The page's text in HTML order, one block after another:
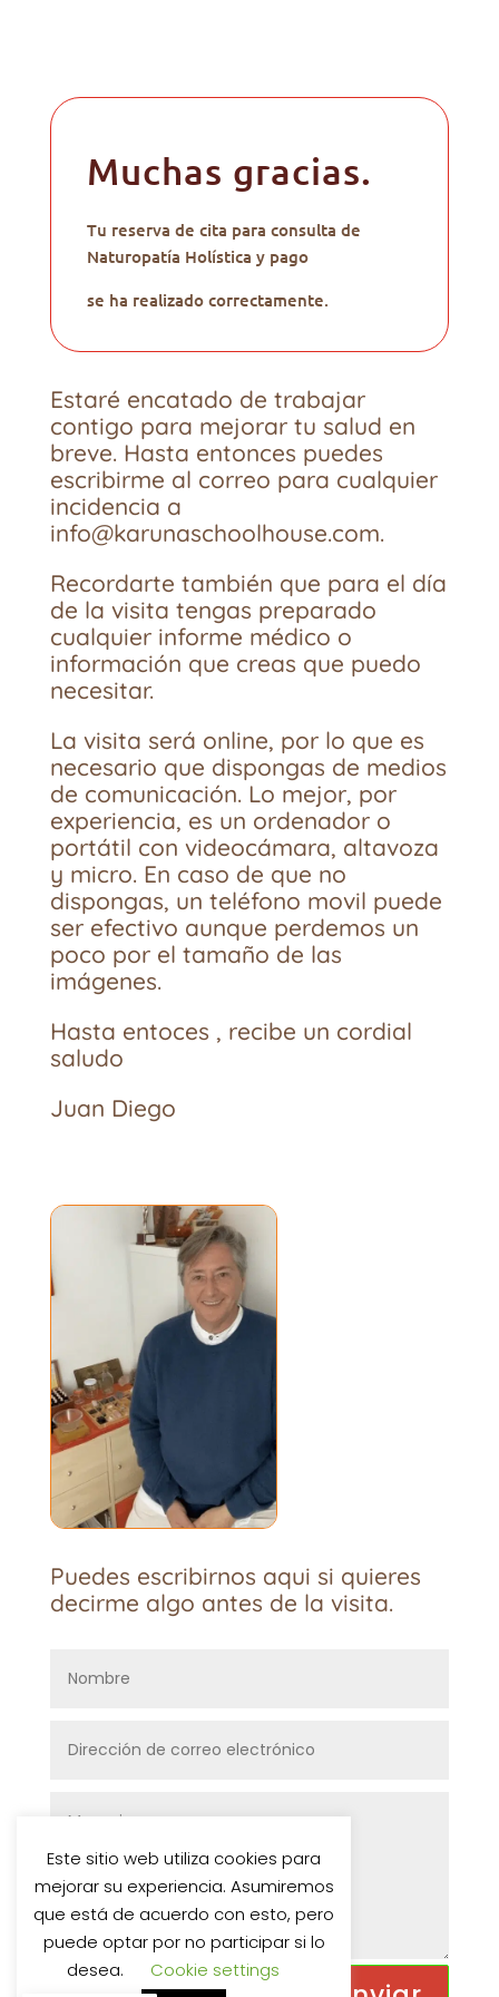
Muchas gracias.
Tu reserva de cita para consulta de
Naturopatía Holística y pago
se ha realizado correctamente.
Estaré encatado de trabajar
contigo para mejorar tu salud en
breve. Hasta entonces puedes
escribirme al correo para cualquier
incidencia a
info@karunaschoolhouse.com.
Recordarte también que para el día
de la visita tengas preparado
cualquier informe médico o
información que creas que puedo
necesitar.
La visita será online, por lo que es
necesario que dispongas de medios
de comunicación. Lo mejor, por
experiencia, es un ordenador o
portátil con videocámara, altavoza
y micro. En caso de que no
dispongas, un teléfono movil puede
ser efectivo aunque perdemos un
poco por el tamaño de las
imágenes.
Hasta entoces , recibe un cordial
saludo
Juan Diego
Puedes escribirnos aqui si quieres
decirme algo antes de la visita.
Este sitio web utiliza cookies para
mejorar su experiencia. Asumiremos
que está de acuerdo con esto, pero
puede optar por no participar si lo
desea.
Cookie settings